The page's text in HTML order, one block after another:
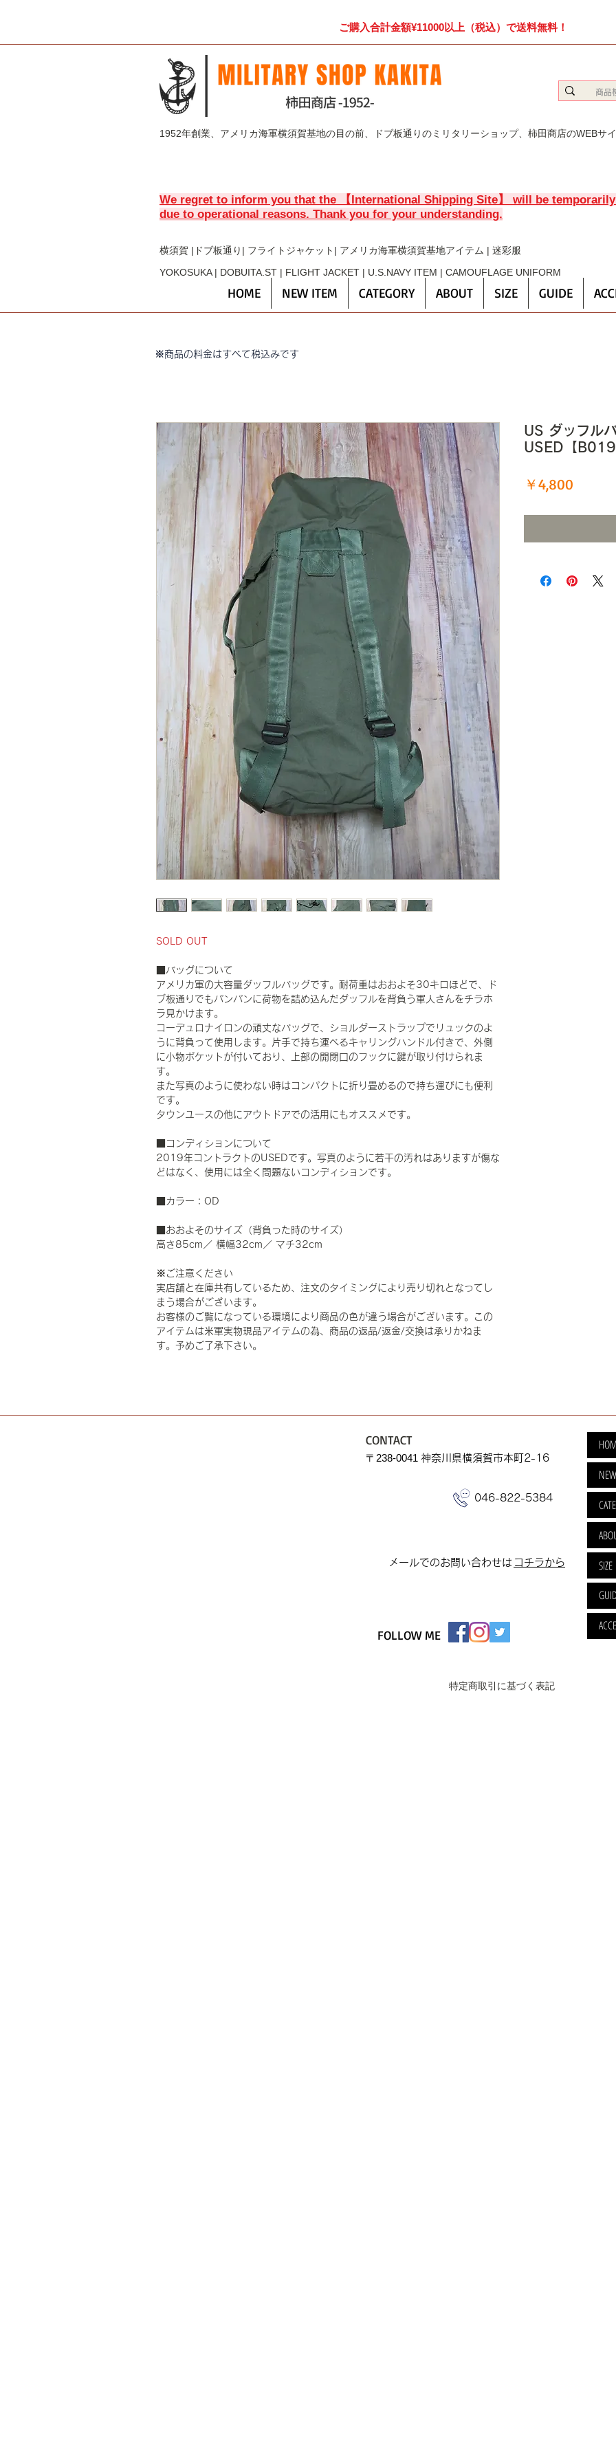
ご購入合計金額¥11000以上（税込）で送料無料！
1952年創業、アメリカ海軍横須賀基地の目の前、ドブ板通りのミリタリーショップ、柿田商店のWEBサイ
We regret to inform you that the 【International Shipping Site】 will be
due to operational reasons. Thank you for your understanding.
横須賀 |ドブ板通り| フライト ジャケット| アメリカ海軍横須賀基地アイテム | 迷彩服
YOKOSUKA | DOBUITA.ST | FLIGHT JACKET | U.S.NAVY ITEM | CAMOUFLAGE UNIFORM
HOME NEW ITEM CATEGORY ABOUT SIZE GUIDE
※商品の料金はすべて税込みです
SOLD OUT
■バッグについて
アメリカ軍の大容量ダッフルバッグです。耐荷重はおおよそ30キロほどで、ド
ブ板通りでもパンパンに荷物を詰め込んだダッフルを背負う軍人さんをチラホ
ラ見かけます。
コーデュロナイロンの頑丈なバッグで、ショルダーストラップでリュックのよ
うに背負って使用します。片手で持ち運べるキャリングハンドル付きで、外側
に小物ポケットが付いており、上部の開閉口のフックに鍵が取り付けられま
す。
また写真のように使わない時はコンパクトに折り畳めるので持ち運びにも便利
です。
タウンユースの他にアウトドアでの活用にもオススメです。
■コンディションについて
2019年コントラクトのUSEDです。写真のように若干の汚れはありますが傷な
どはなく、使用には全く問題ないコンディションです。
■カラー：OD
■おおよそのサイズ（背負った時のサイズ）
高さ85cm／ 横幅32cm／ マチ32cm
※ご注意ください
実店舗と在庫共有しているため、注文のタイミングにより売り切れとなってし
まう場合がございます。
お客様のご覧になっている環境により商品の色が違う場合がございます。この
アイテムは米軍実物現品アイテムの為、商品の返品/返金/交換は承りかねま
す。予めご了承下さい。
US ダッフル
USED【B019
￥4,800
​メールでのお問い合わせは ​コチラから
046-822-5384
SIZE
CONTACT
​〒238-0041 神奈川県横須賀市本町2-16
FOLLOW ME
特定商取引に基づく表記